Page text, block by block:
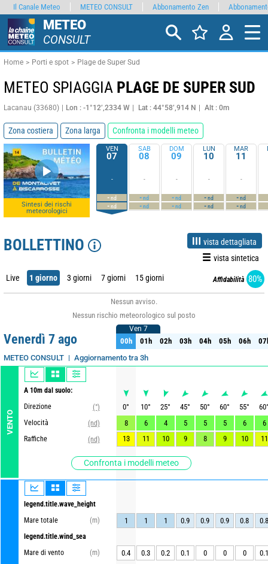
METEO
CONSULT
Home Porti e spot Plage de Super Sud
METEO SPIAGGIA PLAGE DE SUPER SUD
Lacanau (33680) Lon : -1°12’,2334 W Lat : 44°58’,914 N Alt : 0m
Zona costiera Zona larga Confronta i modelli meteo
Sintesi dei rischi
meteorologici
VEN
07
-
-nd
-nd
SAB
08
-
-nd
-nd
DOM
09
-
-nd
-nd
LUN
10
-
-nd
-nd
MAR
11
-
-nd
-nd
BOLLETTINO
vista dettagliata
vista sintetica
Live 1 giorno 3 giorni 7 giorni 15 giorni Affidabilità 80%
Nessun avviso.
Nessun rischio meteorologico sul posto
Venerdì 7 ago
METEO CONSULT Correre : 6/08 18Z
Aggiornamento tra 3h
VENTO
A 10m dal suolo:
Direzione
(°)
Velocità
(nd)
Raffiche
(nd)
Confronta i modelli meteo
legend.title.wave_height
Mare totale
(m)
legend.title.wind_sea
Mare di vento
(m)
Ven 7
00h 01h 02h 03h 04h 05h 06h
Ven 7
00h 01h 02h 03h 04h 05h 06h
0° 10° 25° 45° 50° 60° 55° 60
8
6 4 5 5 5 6
6
13
11 10 9 8 9 10 11
1 1 1 0.9 0.9 0.9 0.8 0.8
0.4 0.3 0.2 0.1 0 0 0 0.1
Il Canale Meteo METEO CONSULT Abbonamento Zen